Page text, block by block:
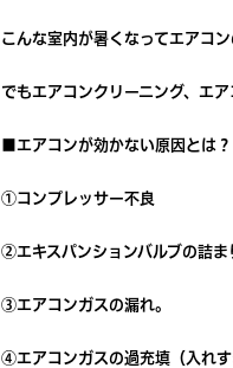
こんな室内が暑くなってエアコ
でもエアコンクリーニング、エ
■エアコンが効かない原因とは？
①コンプレッサー不良
②エキスパンションバルブの詰ま
③エアコンガスの漏れ。
④エアコンガスの過充填（入れす